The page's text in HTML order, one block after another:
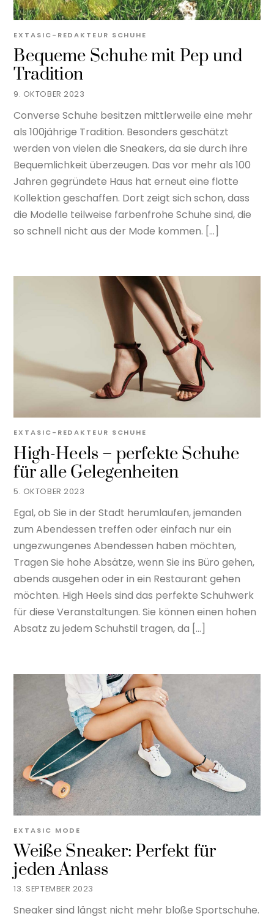
9. OKTOBER 2023
Bequeme Schuhe mit Pep und
Tradition
EXTASIC-REDAKTEUR SCHUHE
Converse Schuhe besitzen mittlerweile eine mehr
als 100jährige Tradition. Besonders geschätzt
werden von vielen die Sneakers, da sie durch ihre
Bequemlichkeit überzeugen. Das vor mehr als 100
Jahren gegründete Haus hat erneut eine flotte
Kollektion geschaffen. Dort zeigt sich schon, dass
die Modelle teilweise farbenfrohe Schuhe sind, die
so schnell nicht aus der Mode kommen. […]
5. OKTOBER 2023
High-Heels – perfekte Schuhe
für alle Gelegenheiten
EXTASIC-REDAKTEUR SCHUHE
Egal, ob Sie in der Stadt herumlaufen, jemanden
zum Abendessen treffen oder einfach nur ein
ungezwungenes Abendessen haben möchten,
Tragen Sie hohe Absätze, wenn Sie ins Büro gehen,
abends ausgehen oder in ein Restaurant gehen
möchten. High Heels sind das perfekte Schuhwerk
für diese Veranstaltungen. Sie können einen hohen
Absatz zu jedem Schuhstil tragen, da […]
13. SEPTEMBER 2023
Weiße Sneaker: Perfekt für
jeden Anlass
EXTASIC MODE
Sneaker sind längst nicht mehr bloße Sportschuhe.